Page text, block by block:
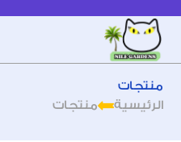
منتجات
الرئيسية
منتجات